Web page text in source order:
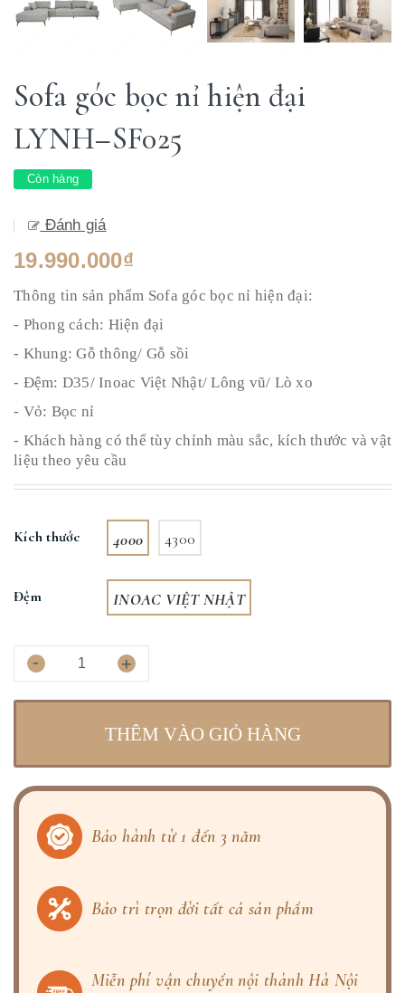
Sofa góc bọc nỉ hiện đại
LYNH–SF025
Còn hàng
Đánh giá
19.990.000₫
Thông tin sản phẩm Sofa góc bọc nỉ hiện đại:
- Phong cách: Hiện đại
- Khung: Gỗ thông/ Gỗ sồi
- Đệm: D35/ Inoac Việt Nhật/ Lông vũ/ Lò xo
- Vỏ: Bọc nỉ
- Khách hàng có thể tùy chỉnh màu sắc, kích thước và vật
liệu theo yêu cầu
Kích thước 4000 4300
Đệm INOAC VIỆT NHẬT
- +
THÊM VÀO GIỎ HÀNG
Bảo hành từ 1 đến 3 năm
Bảo trì trọn đời tất cả sản phẩm
Miễn phí vận chuyển nội thành Hà Nội